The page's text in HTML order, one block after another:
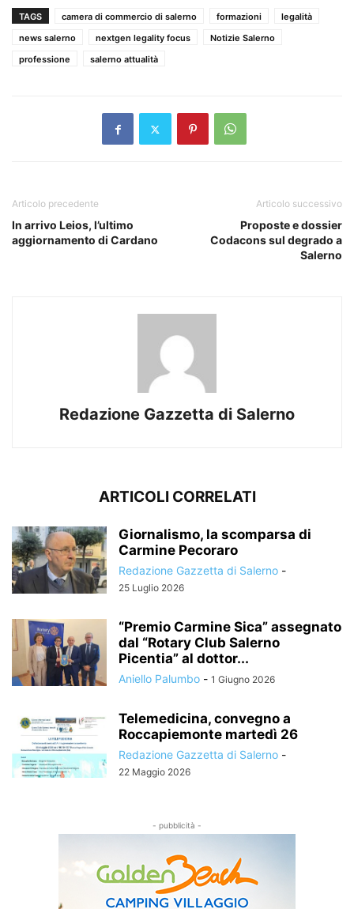
TAGS camera di commercio di salerno formazioni
legalità
news salerno
nextgen legality focus
Notizie Salerno
professione
salerno attualità
Articolo precedente
In arrivo Leios, l’ultimo
aggiornamento di Cardano
Articolo successivo
Proposte e dossier
Codacons sul degrado a
Salerno
Redazione Gazzetta di Salerno
ARTICOLI CORRELATI
Giornalismo, la scomparsa di
Carmine Pecoraro
Redazione Gazzetta di Salerno -
25 Luglio 2026
“Premio Carmine Sica” assegnato
dal “Rotary Club Salerno
Picentia” al dottor...
Aniello Palumbo - 1 Giugno 2026
Telemedicina, convegno a
Roccapiemonte martedì 26
Redazione Gazzetta di Salerno -
22 Maggio 2026
- pubblicità -